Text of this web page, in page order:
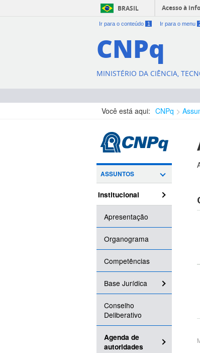
BRASIL Acesso à
Ir para o conteúdo 1 Ir para o menu
CNPq
MINISTÉRIO DA CIÊNCIA,
Você está aqui: CNPq
ASSUNTOS
Institucional
Apresentação
Organograma
Competências
Base Jurídica
Conselho
Deliberativo
Agenda de
autoridades